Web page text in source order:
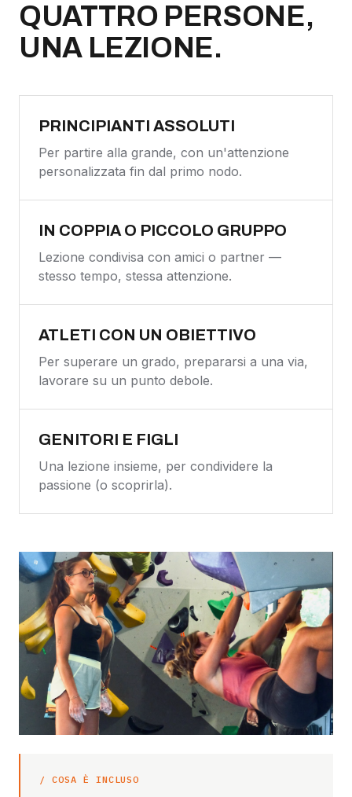
QUATTRO PERSONE,
UNA LEZIONE.
PRINCIPIANTI ASSOLUTI
Per partire alla grande, con un'attenzione
personalizzata fin dal primo nodo.
IN COPPIA O PICCOLO GRUPPO
Lezione condivisa con amici o partner —
stesso tempo, stessa attenzione.
ATLETI CON UN OBIETTIVO
Per superare un grado, prepararsi a una via,
lavorare su un punto debole.
GENITORI E FIGLI
Una lezione insieme, per condividere la
passione (o scoprirla).
/ COSA È INCLUSO